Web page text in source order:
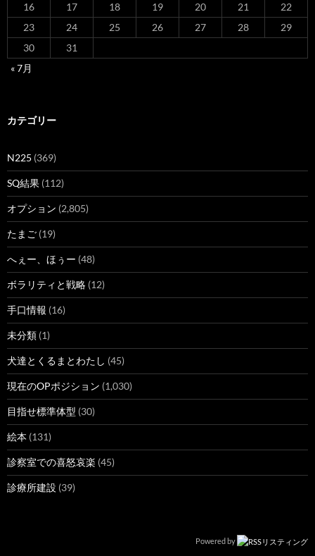
16
17 18 19 20 21
22
23
24 25 26 27 28
29
30
31
« 7月
カテゴリー
N225 (369)
SQ結果 (112)
オプション (2,805)
たまご (19)
へぇー、ほぅー (48)
ボラリティと戦略 (12)
手口情報 (16)
未分類 (1)
犬達とくるまとわたし (45)
現在のOPポジション (1,030)
目指せ標準体型 (30)
絵本 (131)
診察室での喜怒哀楽 (45)
診療所建設 (39)
Powered by